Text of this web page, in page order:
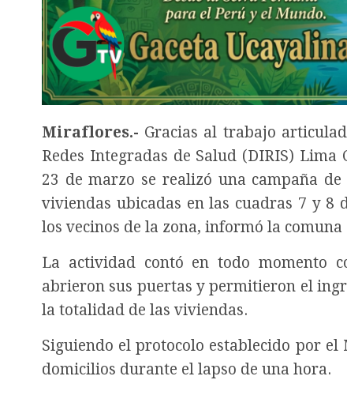
Miraflores.- Gracias al trabajo
Redes Integradas de Salud (DIRIS)
23 de marzo se realizó una campaña
viviendas ubicadas en las cuadras 7 y 8
los vecinos de la zona, informó la
La actividad contó en todo momento
abrieron sus puertas y permitieron el
la totalidad de las viviendas.
Siguiendo el protocolo establecido por el
domicilios durante el lapso de una hora.